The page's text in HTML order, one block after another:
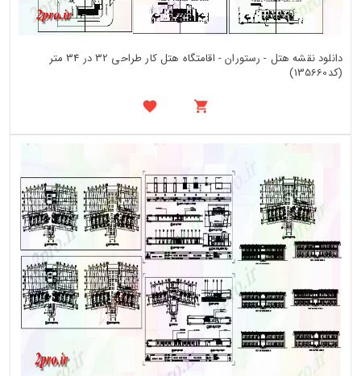
دانلود نقشه هتل - رستوران - اقامتگاه هتل کار طراحی 32 در 34 متر
(کد135660)